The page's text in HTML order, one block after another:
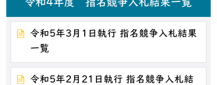
令和4年度 指名競争入札結果一覧
令和5年3月1日執行 指名競争入札結果
一覧
令和5年2月21日執行 指名競争入札結